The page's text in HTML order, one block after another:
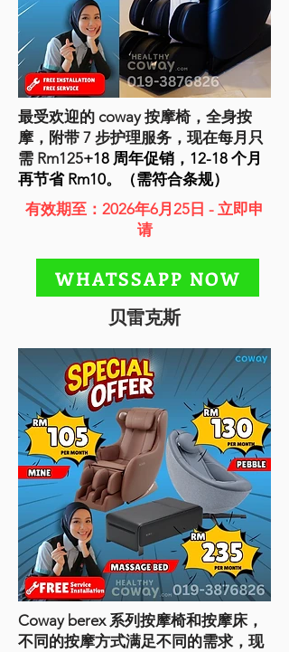
最受欢迎的 coway 按摩椅，全身按
摩，附带 7 步护理服务，现在每月只
需 Rm125+18 周年促销，12-18 个月
再节省 Rm10。（需符合条规）
有效期至：2026年6月25日 - 立即申
请
WHATSSAPP NOW
贝雷克斯
Coway berex 系列按摩椅和按摩床，
不同的按摩方式满足不同的需求，现